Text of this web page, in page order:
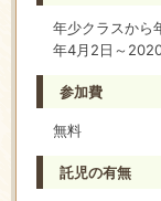
年少クラスか
年4月2日～
参加費
無料
託児の有無